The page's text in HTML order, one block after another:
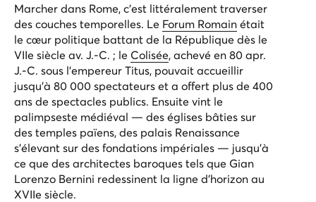
Marcher dans Rome, c’est littéralement traverser
des couches temporelles. Le Forum Romain était
le cœur politique battant de la République dès le
VIIe siècle av. J.-C. ; le Colisée, achevé en 80 apr.
J.-C. sous l’empereur Titus, pouvait accueillir
jusqu’à 80 000 spectateurs et a offert plus de 400
ans de spectacles publics. Ensuite vint le
palimpseste médiéval — des églises bâties sur
des temples païens, des palais Renaissance
s’élevant sur des fondations impériales — jusqu’à
ce que des architectes baroques tels que Gian
Lorenzo Bernini redessinent la ligne d’horizon au
XVIIe siècle.